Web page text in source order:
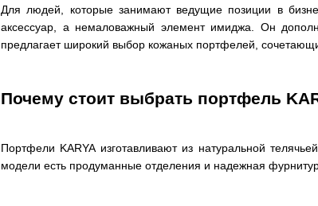
Для людей, которые занимают ведущие позиции в
аксессуар, а немаловажный элемент имиджа. Он
предлагает широкий выбор кожаных портфелей,
Почему стоит выбрать портфель
Портфели KARYA изготавливают из натуральной
модели есть продуманные отделения и надежная